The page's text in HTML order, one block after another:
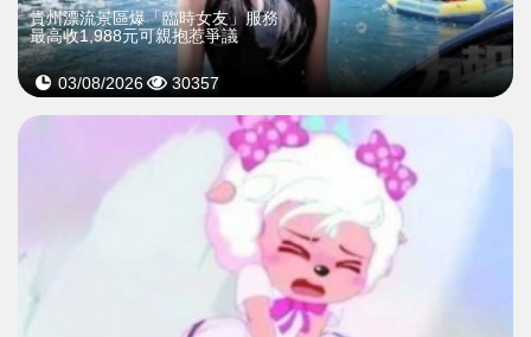
貴州漂流景區爆「臨時女友」服務
最高收1,988元可親抱惹爭議
03/08/2026 30357